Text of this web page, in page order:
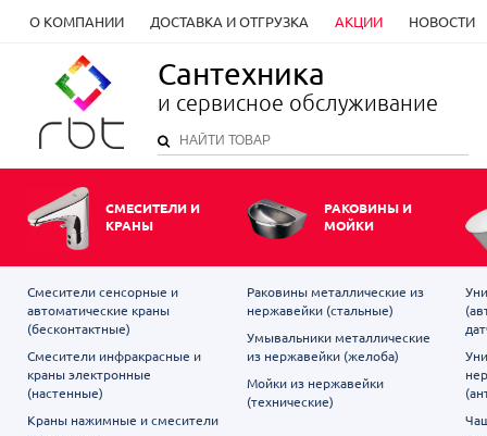
О КОМПАНИИ ДОСТАВКА И ОТГРУЗКА АКЦИИ НОВОСТИ
Сантехника
и сервисное обслуживание
СМЕСИТЕЛИ И
КРАНЫ
РАКОВИНЫ И
МОЙКИ
Смесители сенсорные и
автоматические краны
(бесконтактные)
Смесители инфракрасные и
краны электронные
(настенные)
Краны нажимные и смесители
Раковины металлические из
нержавейки (стальные)
Умывальники металлические
из нержавейки (желоба)
Мойки из нержавейки
(технические)